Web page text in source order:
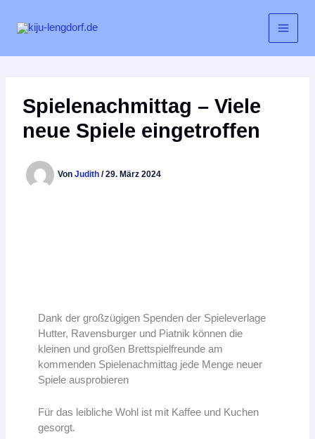
Inhalt
Spielenachmittag – Viele
neue Spiele eingetroffen
Von Judith /29. März 2024
Dank der großzügigen Spenden der Spieleverlage
Hutter, Ravensburger und Piatnik können die
kleinen und großen Brettspielfreunde am
kommenden Spielenachmittag jede Menge neuer
Spiele ausprobieren
Für das leibliche Wohl ist mit Kaffee und Kuchen
gesorgt.